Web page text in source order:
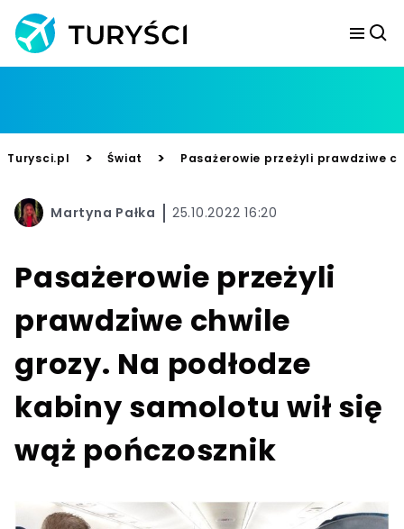
Turysci.pl > Świat > Pasażerowie przeżyli prawdziwe
Martyna Pałka 25.10.2022 16:20
Pasażerowie przeżyli
prawdziwe chwile
grozy. Na podłodze
kabiny samolotu wił się
wąż pończosznik